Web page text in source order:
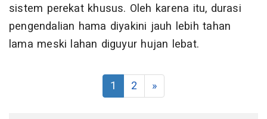
sistem perekat khusus. Oleh karena itu, durasi
pengendalian hama diyakini jauh lebih tahan
lama meski lahan diguyur hujan lebat.
1 2 »